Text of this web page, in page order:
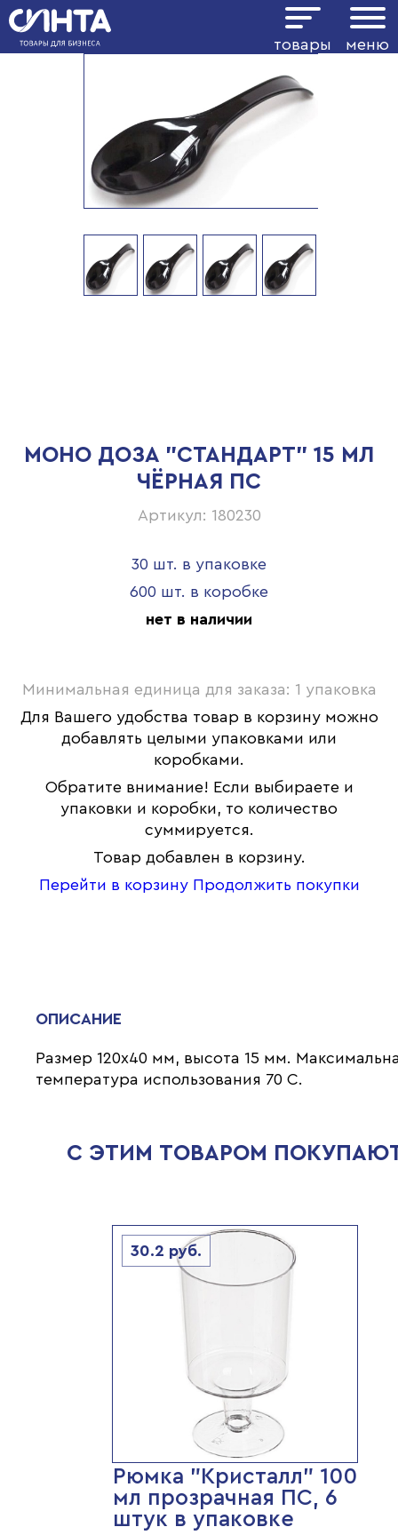
товары меню
МОНО ДОЗА "СТАНДАРТ" 15 МЛ
ЧЁРНАЯ ПС
Артикул: 180230
30 шт. в упаковке
600 шт. в коробке
нет в наличии
Минимальная единица для заказа: 1 упаковка
Для Вашего удобства товар в корзину можно
добавлять целыми упаковками или
коробками.
Обратите внимание! Если выбираете и
упаковки и коробки, то количество
суммируется.
Товар добавлен в корзину.
Перейти в корзину Продолжить покупки
ОПИСАНИЕ
Размер 120х40 мм, высота 15 мм.
температура использования 70 С.
С ЭТИМ ТОВАРОМ
30.2 руб.
Рюмка "Кристалл" 100
мл прозрачная ПС, 6
штук в упаковке